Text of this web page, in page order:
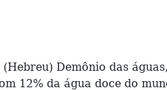
Demônio das
12% da água doce do